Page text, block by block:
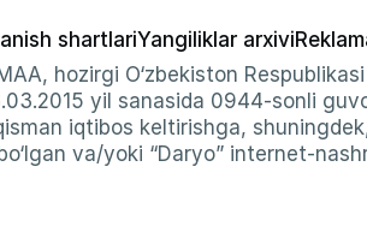
shartlariYangiliklar arxivi
hozirgi O‘zbekiston
yil sanasida 0944-sonli
iqtibos keltirishga,
va/yoki “Daryo” internet-